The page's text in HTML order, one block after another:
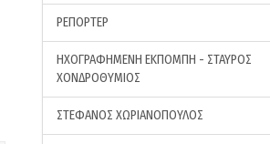
ΡΕΠΟΡΤΕΡ
ΗΧΟΓΡΑΦΗΜΕΝΗ ΕΚΠΟΜΠΗ - ΣΤΑΥΡΟΣ
ΧΟΝΔΡΟΘΥΜΙΟΣ
ΣΤΕΦΑΝΟΣ ΧΩΡΙΑΝΟΠΟΥΛΟΣ